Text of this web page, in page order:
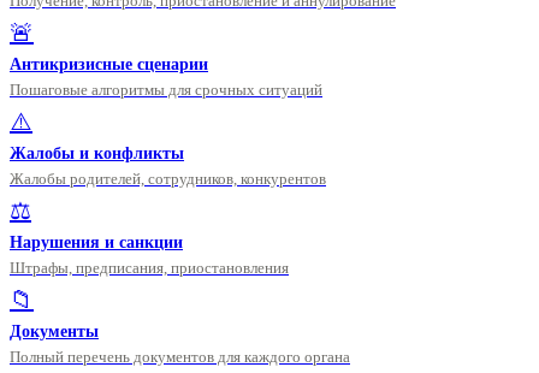
🚨
Антикризисные сценарии
Пошаговые алгоритмы для срочных ситуаций
⚠️
Жалобы и конфликты
Жалобы родителей, сотрудников, конкурентов
⚖️
Нарушения и санкции
Штрафы, предписания, приостановления
📁
Документы
Полный перечень документов для каждого органа